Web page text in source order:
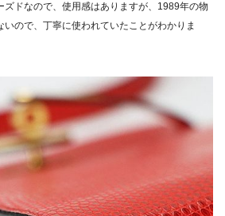
ズドなので、使用感はありますが、1989年の物
いので、丁寧に使われていたことがわかりま